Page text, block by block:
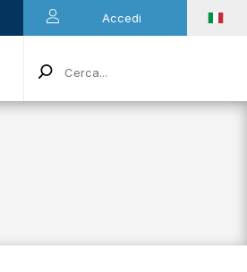
Accedi